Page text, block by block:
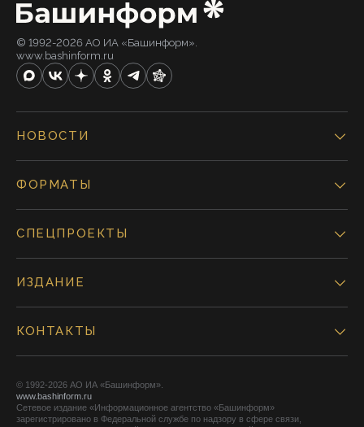
© 1992-2026 АО ИА «Башинформ».
www.bashinform.ru
НОВОСТИ
ФОРМАТЫ
СПЕЦПРОЕКТЫ
ИЗДАНИЕ
КОНТАКТЫ
© 1992-2026 АО ИА «Башинформ».
www.bashinform.ru
Сетевое издание «Информационное агентство «Башинформ»
зарегистрировано в Федеральной службе по надзору в сфере связи,